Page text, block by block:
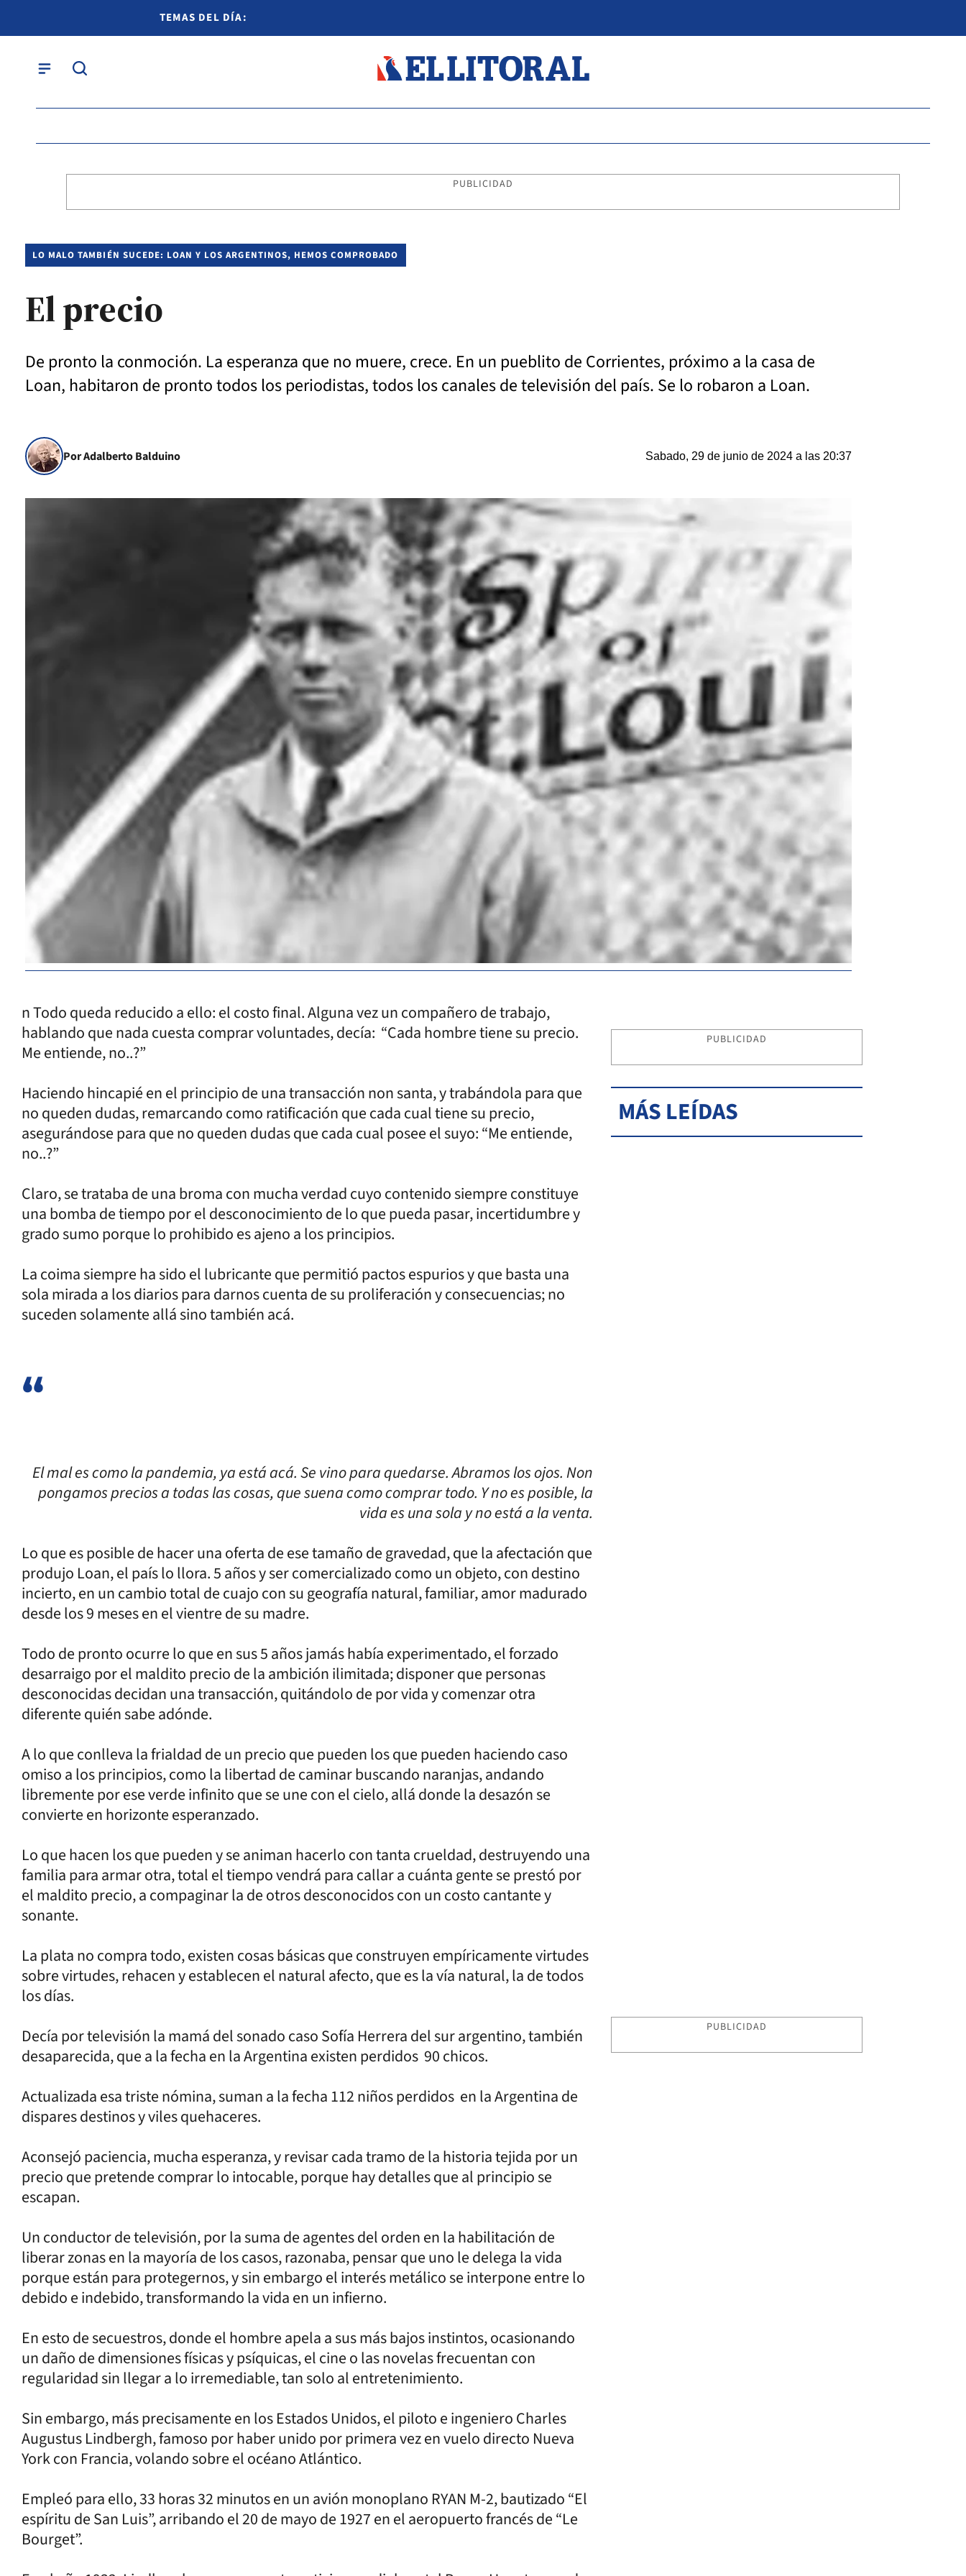
TEMAS DEL DÍA:
PUBLICIDAD
LO MALO TAMBIÉN SUCEDE: LOAN Y LOS ARGENTINOS, HEMOS COMPROBADO
El precio
De pronto la conmoción. La esperanza que no muere, crece. En un pueblito de Corrientes, próximo a la casa de
Loan, habitaron de pronto todos los periodistas, todos los canales de televisión del país. Se lo robaron a Loan.
Por Adalberto Balduino Sabado, 29 de junio de 2024 a las 20:37
n Todo queda reducido a ello: el costo final. Alguna vez un compañero de trabajo,
hablando que nada cuesta comprar voluntades, decía: “Cada hombre tiene su precio.
Me entiende, no..?”
Haciendo hincapié en el principio de una transacción non santa, y trabándola para que
no queden dudas, remarcando como ratificación que cada cual tiene su precio,
asegurándose para que no queden dudas que cada cual posee el suyo: “Me entiende,
no..?”
Claro, se trataba de una broma con mucha verdad cuyo contenido siempre constituye
una bomba de tiempo por el desconocimiento de lo que pueda pasar, incertidumbre y
grado sumo porque lo prohibido es ajeno a los principios.
La coima siempre ha sido el lubricante que permitió pactos espurios y que basta una
sola mirada a los diarios para darnos cuenta de su proliferación y consecuencias; no
suceden solamente allá sino también acá.
El mal es como la pandemia, ya está acá. Se vino para quedarse. Abramos los ojos. Non
pongamos precios a todas las cosas, que suena como comprar todo. Y no es posible, la
vida es una sola y no está a la venta.
Lo que es posible de hacer una oferta de ese tamaño de gravedad, que la afectación que
produjo Loan, el país lo llora. 5 años y ser comercializado como un objeto, con destino
incierto, en un cambio total de cuajo con su geografía natural, familiar, amor madurado
desde los 9 meses en el vientre de su madre.
Todo de pronto ocurre lo que en sus 5 años jamás había experimentado, el forzado
desarraigo por el maldito precio de la ambición ilimitada; disponer que personas
desconocidas decidan una transacción, quitándolo de por vida y comenzar otra
diferente quién sabe adónde.
A lo que conlleva la frialdad de un precio que pueden los que pueden haciendo caso
omiso a los principios, como la libertad de caminar buscando naranjas, andando
libremente por ese verde infinito que se une con el cielo, allá donde la desazón se
convierte en horizonte esperanzado.
Lo que hacen los que pueden y se animan hacerlo con tanta crueldad, destruyendo una
familia para armar otra, total el tiempo vendrá para callar a cuánta gente se prestó por
el maldito precio, a compaginar la de otros desconocidos con un costo cantante y
sonante.
La plata no compra todo, existen cosas básicas que construyen empíricamente virtudes
sobre virtudes, rehacen y establecen el natural afecto, que es la vía natural, la de todos
los días.
Decía por televisión la mamá del sonado caso Sofía Herrera del sur argentino, también
desaparecida, que a la fecha en la Argentina existen perdidos 90 chicos.
Actualizada esa triste nómina, suman a la fecha 112 niños perdidos en la Argentina de
dispares destinos y viles quehaceres.
Aconsejó paciencia, mucha esperanza, y revisar cada tramo de la historia tejida por un
precio que pretende comprar lo intocable, porque hay detalles que al principio se
escapan.
Un conductor de televisión, por la suma de agentes del orden en la habilitación de
liberar zonas en la mayoría de los casos, razonaba, pensar que uno le delega la vida
porque están para protegernos, y sin embargo el interés metálico se interpone entre lo
debido e indebido, transformando la vida en un infierno.
En esto de secuestros, donde el hombre apela a sus más bajos instintos, ocasionando
un daño de dimensiones físicas y psíquicas, el cine o las novelas frecuentan con
regularidad sin llegar a lo irremediable, tan solo al entretenimiento.
Sin embargo, más precisamente en los Estados Unidos, el piloto e ingeniero Charles
Augustus Lindbergh, famoso por haber unido por primera vez en vuelo directo Nueva
York con Francia, volando sobre el océano Atlántico.
Empleó para ello, 33 horas 32 minutos en un avión monoplano RYAN M-2, bautizado “El
espíritu de San Luis”, arribando el 20 de mayo de 1927 en el aeropuerto francés de “Le
Bourget”.
PUBLICIDAD
MÁS LEÍDAS
PUBLICIDAD